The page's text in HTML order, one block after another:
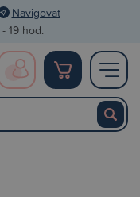
Navigovat
19 hod.